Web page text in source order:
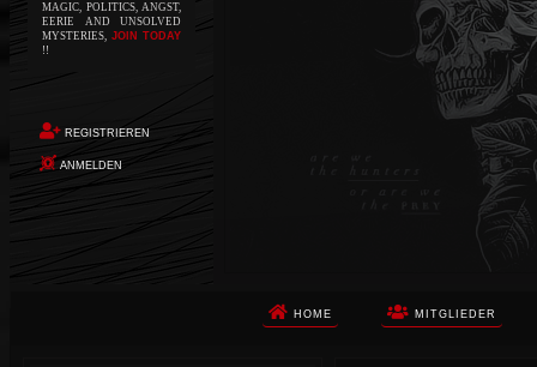
MAGIC, POLITICS, ANGST,
EERIE AND UNSOLVED
MYSTERIES, JOIN TODAY
!!
REGISTRIEREN
ANMELDEN
HOME MITGLIEDER